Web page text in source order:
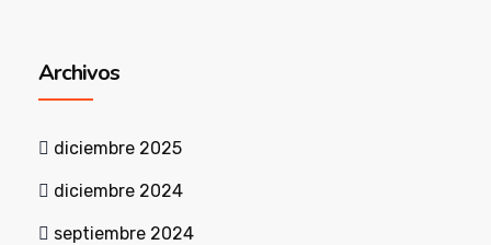
Archivos
diciembre 2025
diciembre 2024
septiembre 2024